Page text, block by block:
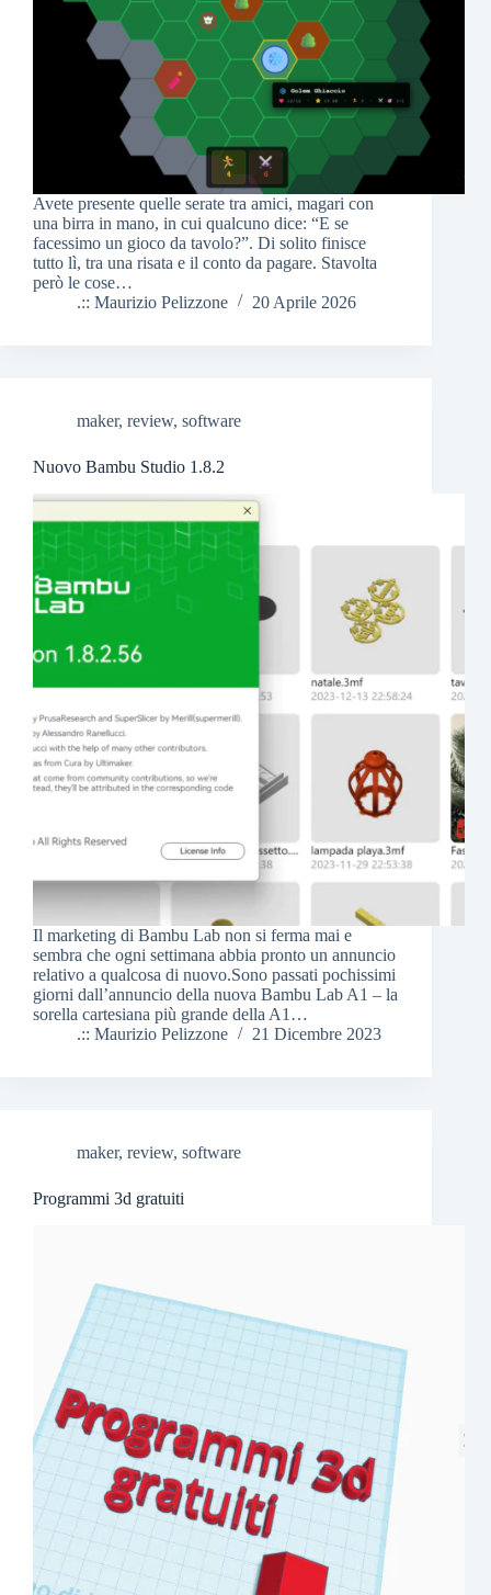
Avete presente quelle serate tra amici, magari con
una birra in mano, in cui qualcuno dice: “E se
facessimo un gioco da tavolo?”. Di solito finisce
tutto lì, tra una risata e il conto da pagare. Stavolta
però le cose…
.:: Maurizio Pelizzone
20 Aprile 2026
maker, review, software
Nuovo Bambu Studio 1.8.2
Il marketing di Bambu Lab non si ferma mai e
sembra che ogni settimana abbia pronto un annuncio
relativo a qualcosa di nuovo.Sono passati pochissimi
giorni dall’annuncio della nuova Bambu Lab A1 – la
sorella cartesiana più grande della A1…
.:: Maurizio Pelizzone
21 Dicembre 2023
maker, review, software
Programmi 3d gratuiti